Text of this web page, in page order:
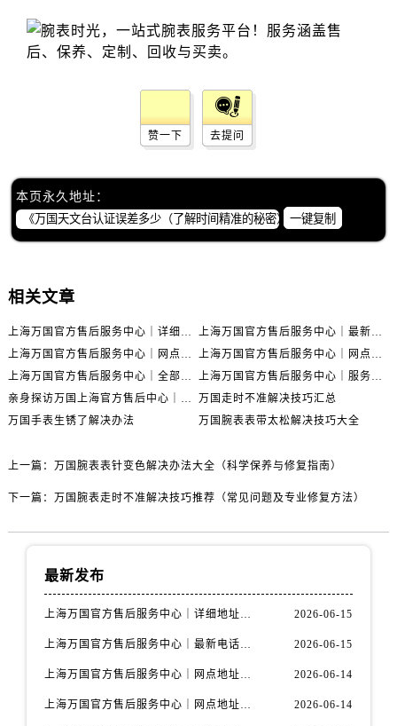
赞一下 去提问
本页永久地址：
一键复制
相关文章
上海万国官方售后服务中心｜详细地址与售后电话权威信息公示（2026年6月最新）
上海万国官方售后服务中心｜最新电话及地址权威信息公示（2026年6月最新）
上海万国官方售后服务中心｜网点地址及热线权威信息公示（2026年6月最新）
上海万国官方售后服务中心｜网点地址与服务热线权威信息公示（2026年6月最新）
上海万国官方售后服务中心｜全部网点地址电话权威信息公示（2026年6月最新）
上海万国官方售后服务中心｜服务热线及办公地址权威信息公示（2026年6月最新）
亲身探访万国上海官方售后中心｜地址报修全流程真实经历（2026年6月最新）
万国走时不准解决技巧汇总
万国手表生锈了解决办法
万国腕表表带太松解决技巧大全
上一篇： 万国腕表表针变色解决办法大全（科学保养与修复指南）
下一篇： 万国腕表走时不准解决技巧推荐（常见问题及专业修复方法）
最新发布
上海万国官方售后服务中心｜详细地址与售后电话权威信息公示（2026年6月最新） 2026-06-15
上海万国官方售后服务中心｜最新电话及地址权威信息公示（2026年6月最新） 2026-06-15
上海万国官方售后服务中心｜网点地址及热线权威信息公示（2026年6月最新） 2026-06-14
上海万国官方售后服务中心｜网点地址与服务热线权威信息公示（2026年6月最新） 2026-06-14